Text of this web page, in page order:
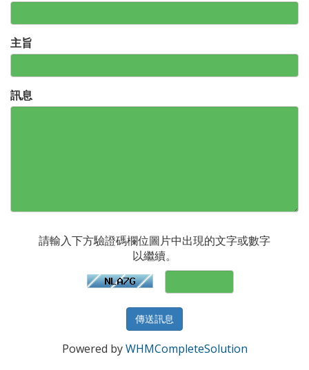
主旨
訊息
請輸入下方驗證碼欄位圖片中出現的文字或數字
以繼續。
傳送訊息
Powered byWHMCompleteSolution